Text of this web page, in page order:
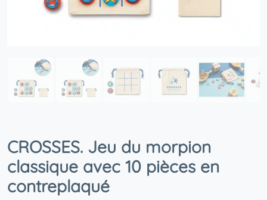
CROSSES. Jeu du morpion
classique avec 10 pièces en
contreplaqué